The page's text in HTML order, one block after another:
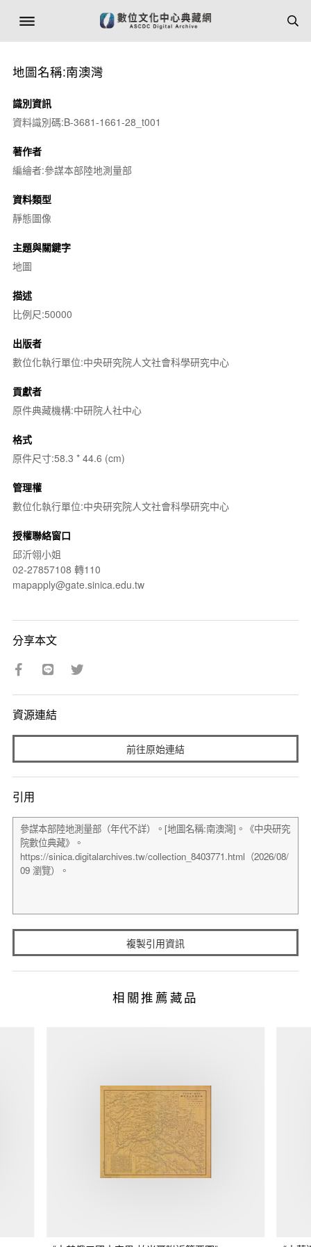
地圖名稱:南澳灣
識別資訊
資料識別碼:B-3681-1661-28_t001
著作者
編繪者:參謀本部陸地測量部
資料類型
靜態圖像
主題與關鍵字
地圖
描述
比例尺:50000
出版者
數位化執行單位:中央研究院人文社會科學研究中心
貢獻者
原件典藏機構:中研院人社中心
格式
原件尺寸:58.3 * 44.6 (cm)
管理權
數位化執行單位:中央研究院人文社會科學研究中心
授權聯絡窗口
邱沂翎小姐
02-27857108 轉110
mapapply@gate.sinica.edu.tw
分享本文
資源連結
前往原始連結
引用
複製引用資訊
相關推薦藏品